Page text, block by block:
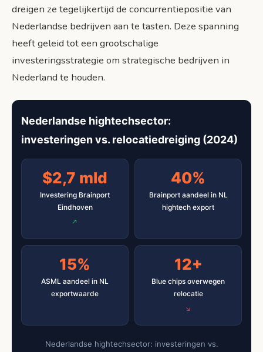
dreigen ze tegelijkertijd de concurrentiepositie van
Nederlandse bedrijven aan te tasten. Deze spanning
heeft geleid tot een grootschalige
investeringsstrategie om strategische bedrijven in
Nederland te houden.
Nederlandse hightechsector:
investeringen vs. relocatiedreiging (2024)
$2,7 mld
Investering Brainport
Eindhoven
40%
Brainport aandeel in NL
hightech export
15%
ASML aandeel in NL
exportwaarde
12+
Blue chips overwegen
relocatie
Nederlandse hightechsector: investeringen vs.